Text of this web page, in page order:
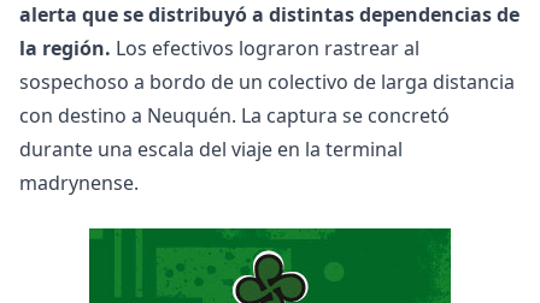
alerta que se distribuyó a distintas dependencias de
la región. Los efectivos lograron rastrear al
sospechoso a bordo de un colectivo de larga distancia
con destino a Neuquén. La captura se concretó
durante una escala del viaje en la terminal
madrynense.